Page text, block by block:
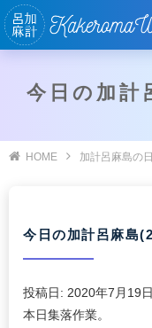
今日の加
HOME 加計呂麻島の
今日の加計呂麻島
投稿日: 2020年7月19日
本日集落作業。